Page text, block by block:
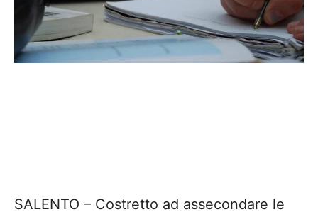
SALENTO – Costretto ad assecondare le